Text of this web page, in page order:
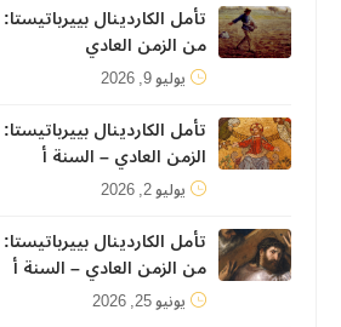
تأمل الكاردينال
من الزمن العادي
يوليو 9, 2026
تأمل الكاردينال
الزمن العادي – السنة أ
يوليو 2, 2026
تأمل الكاردينال
من الزمن العادي – السنة أ
يونيو 25, 2026